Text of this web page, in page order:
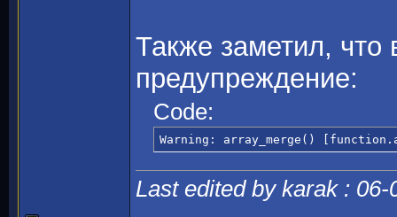
Также заметил, что
предупреждение:
Code:
Warning: array_merge()
Last edited by karak :